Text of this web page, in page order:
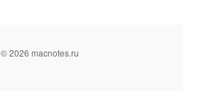
© 2026 macnotes.ru